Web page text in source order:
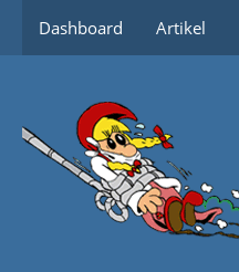
Dashboard Artikel